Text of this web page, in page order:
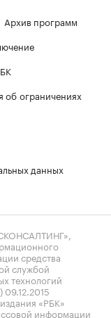
Архив программ
ограничениях
данных
средства
службой
технологий
«РБК»
информации